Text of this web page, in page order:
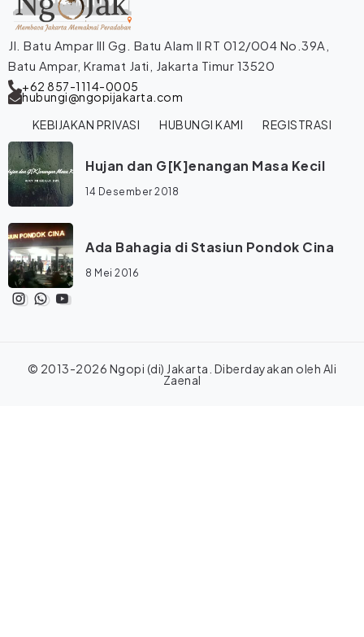
Jl. Batu Ampar III Gg. Batu Alam II RT 012/004 No.39A,
Batu Ampar, Kramat Jati, Jakarta Timur 13520
+62 857-1114-0005
hubungi@ngopijakarta.com
KEBIJAKAN PRIVASI
HUBUNGI KAMI REGISTRASI
Hujan dan G[K]enangan Masa Kecil
14 Desember 2018
Ada Bahagia di Stasiun Pondok Cina
8 Mei 2016
© 2013-2026 Ngopi (di) Jakarta. Diberdayakan oleh Ali
Zaenal